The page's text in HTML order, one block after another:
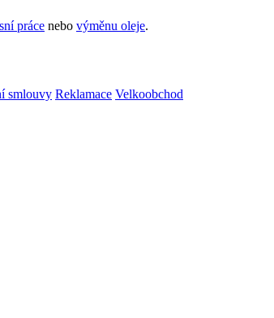
práce nebo výměnu oleje.
smlouvy Reklamace Velkoobchod